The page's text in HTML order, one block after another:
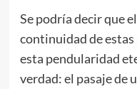
Se podría decir que
continuidad de
esta pendularidad
verdad: el pasaje de